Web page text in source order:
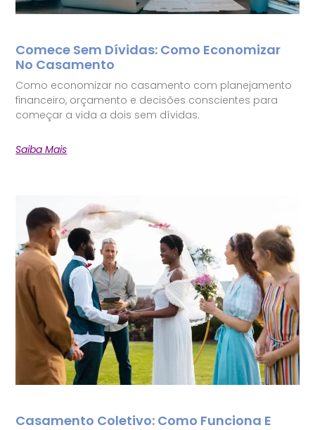
Comece Sem Dívidas: Como Economizar
No Casamento
Como economizar no casamento com planejamento
financeiro, orçamento e decisões conscientes para
começar a vida a dois sem dívidas.
Saiba Mais
Casamento Coletivo: Como Funciona E